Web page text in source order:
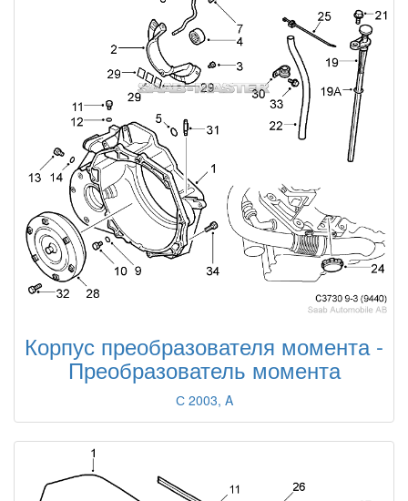
Корпус преобразователя момента -
Преобразователь момента
С 2003, A